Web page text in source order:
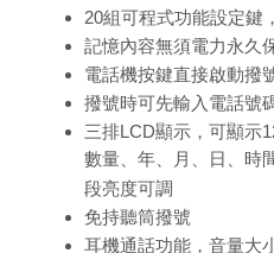
20組可程式功能設定鍵
記憶內容無須電力永久
電話機按鍵直接啟動撥
撥號時可先輸入電話號
三排LCD顯示，可顯示
數量、年、月、日、時
段亮度可調
免持聽筒撥號
耳機通話功能，音量大